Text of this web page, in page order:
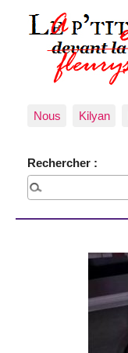
Nous Kilyan
Rechercher :